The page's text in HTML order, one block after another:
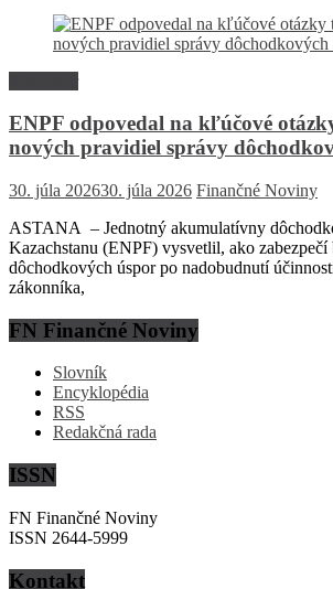
ENPF odpovedal na kľúčové
nových pravidiel správy
30. júla 202630. júla 2026 Finančné Noviny
ASTANA – Jednotný akumulatívny
Kazachstanu (ENPF) vysvetlil, ako zabezpečí
dôchodkových úspor po nadobudnutí
zákonníka,
FN Finančné Noviny
Slovník
Encyklopédia
RSS
Redakčná rada
ISSN
FN Finančné Noviny
ISSN 2644-5999
Kontakt